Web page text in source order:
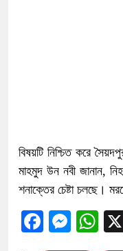
বিষয়টি নিশ্চিত করে
মাহমুদ উন নবী জানান,
শনাক্তের চেষ্টা চলছে।
Facebook